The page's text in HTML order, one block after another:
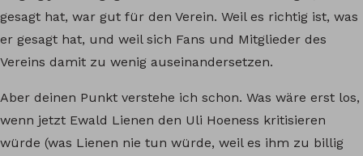
gesagt hat, war gut für den Verein. Weil es richtig ist, was
er gesagt hat, und weil sich Fans und Mitglieder des
Vereins damit zu wenig auseinandersetzen.
Aber deinen Punkt verstehe ich schon. Was wäre erst los,
wenn jetzt Ewald Lienen den Uli Hoeness kritisieren
würde (was Lienen nie tun würde, weil es ihm zu billig